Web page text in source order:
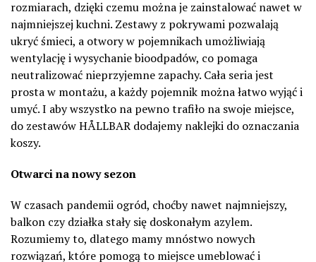
rozmiarach, dzięki czemu można je zainstalować nawet w
najmniejszej kuchni. Zestawy z pokrywami pozwalają
ukryć śmieci, a otwory w pojemnikach umożliwiają
wentylację i wysychanie bioodpadów, co pomaga
neutralizować nieprzyjemne zapachy. Cała seria jest
prosta w montażu, a każdy pojemnik można łatwo wyjąć i
umyć. I aby wszystko na pewno trafiło na swoje miejsce,
do zestawów HÅLLBAR dodajemy naklejki do oznaczania
koszy.
Otwarci na nowy sezon
W czasach pandemii ogród, choćby nawet najmniejszy,
balkon czy działka stały się doskonałym azylem.
Rozumiemy to, dlatego mamy mnóstwo nowych
rozwiązań, które pomogą to miejsce umeblować i